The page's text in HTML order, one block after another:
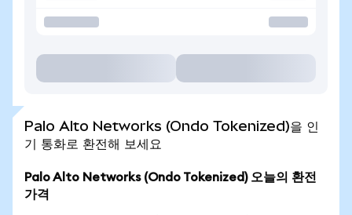
Palo Alto Networks (Ondo Tokenized)을 인
기 통화로 환전해 보세요
Palo Alto Networks (Ondo Tokenized) 오늘의 환전
가격